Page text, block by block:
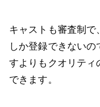
キャストも審査制で
しか登録できない
すよりもクオリティ
できます。